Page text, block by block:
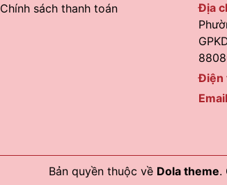
Chính sách thanh toán
Địa
Điện
Bản quyền thuộc về Dola theme.